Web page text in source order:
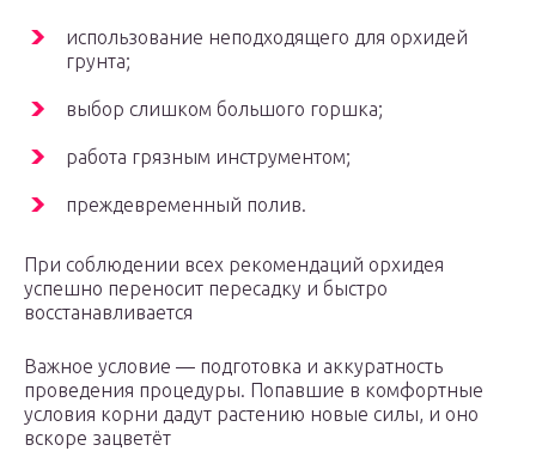
использование неподходящего для орхидей
грунта;
выбор слишком большого горшка;
работа грязным инструментом;
преждевременный полив.
При соблюдении всех рекомендаций орхидея
успешно переносит пересадку и быстро
восстанавливается
Важное условие — подготовка и аккуратность
проведения процедуры. Попавшие в комфортные
условия корни дадут растению новые силы, и оно
вскоре зацветёт